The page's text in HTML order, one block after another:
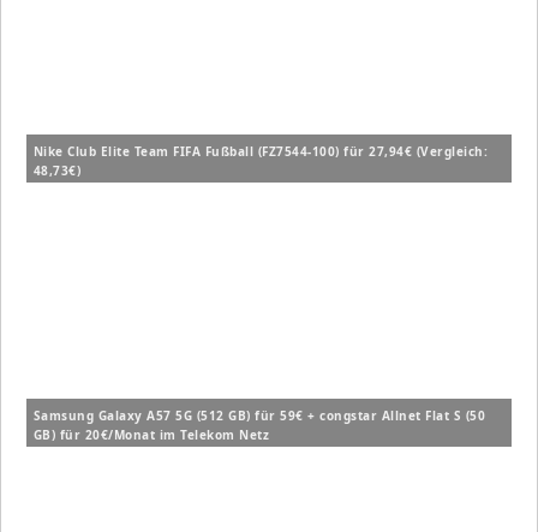
Nike Club Elite Team FIFA Fußball (FZ7544-100) für 27,94€ (Vergleich:
48,73€)
Samsung Galaxy A57 5G (512 GB) für 59€ + congstar Allnet Flat S (50
GB) für 20€/Monat im Telekom Netz